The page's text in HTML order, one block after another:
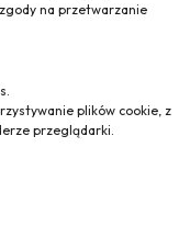
jest
farb
na przetwarzanie
plików cookie, z
przeglądarki.